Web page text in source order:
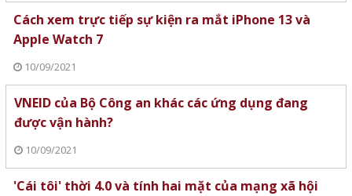
Cách xem trực tiếp sự kiện ra mắt iPhone 13 và
Apple Watch 7
10/09/2021
VNEID của Bộ Công an khác các ứng dụng đang
được vận hành?
10/09/2021
'Cái tôi' thời 4.0 và tính hai mặt của mạng xã hội